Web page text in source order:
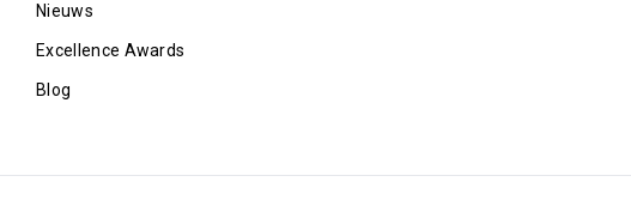
Nieuws
Excellence Awards
Blog